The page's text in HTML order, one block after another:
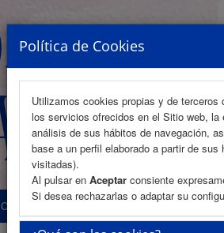
Política de Cookies
Utilizamos cookies propias y de
los servicios ofrecidos en el Sitio web,
análisis de sus hábitos de navegación,
base a un perfil elaborado a partir de
visitadas).
Al pulsar en Aceptar consiente
Si desea rechazarlas o adaptar su
COMITÉS ÁREA CIENTÍFICA